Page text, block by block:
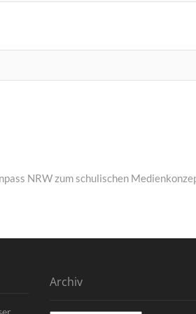
NRW zum schulischen
Archiv